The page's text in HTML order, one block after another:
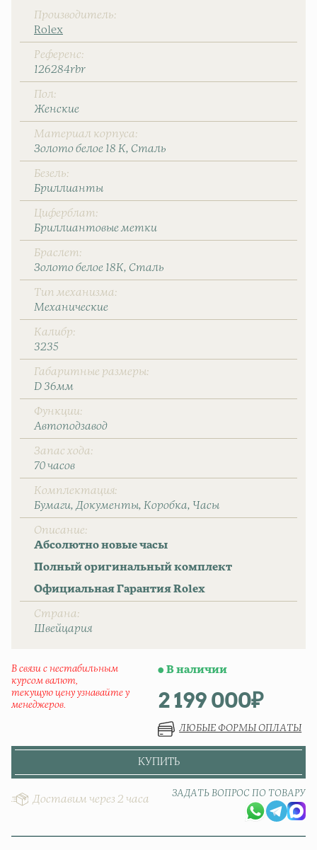
Производитель
Rolex
Референс
126284rbr
Пол
Женские
Материал корпуса
Золото белое 18 К Сталь
Безель
Бриллианты
Циферблат
Бриллиантовые метки
Браслет
Золото белое 18К Сталь
Тип механизма
Механические
Калибр
3235
Габаритные размеры
D 36мм
Функции
Автоподзавод
Запас хода
70 часов
Комплектация
Бумаги Документы Коробка Часы
Описание
Абсолютно новые часы
Полный оригинальный комплект
Официальная Гарантия Rolex
Страна
Швейцаpия
В связи с нестабильным
курсом валют,
текущую цену узнавайте у
менеджеров.
2 199 000₽
В наличии
ЛЮБЫЕ ФОРМЫ ОПЛАТЫ
КУПИТЬ
Доставим через 2 часа
ЗАДАТЬ ВОПРОС ПО ТОВАРУ